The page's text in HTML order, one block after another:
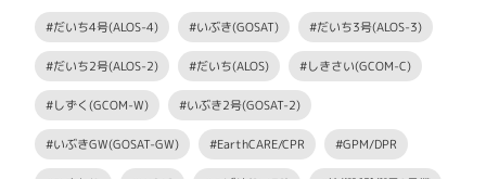
#だいち4号(ALOS-4) #いぶき(GOSAT) #だいち3号(ALOS-3)
#だいち2号(ALOS-2) #だいち(ALOS) #しきさい(GCOM-C)
#しずく(GCOM-W) #いぶき2号(GOSAT-2)
#いぶきGW(GOSAT-GW) #EarthCARE/CPR #GPM/DPR